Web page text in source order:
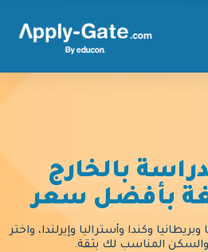
بالخارج
بأفضل سعر
وكندا وأستراليا وإيرلندا، واختر
والسكن المناسب لك بثقة.